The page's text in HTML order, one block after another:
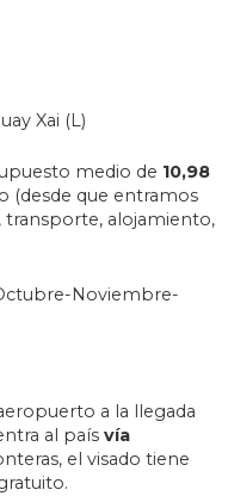
Xai (L)
medio de 10,98
(desde que entramos
transporte, alojamiento,
Noviembre-
a la llegada
al país vía
el visado tiene